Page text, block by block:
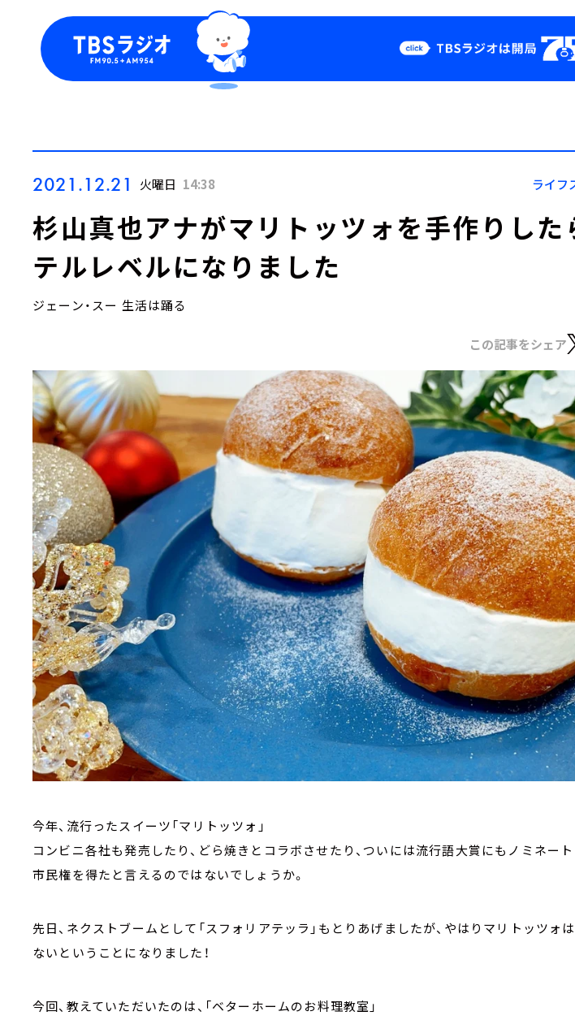
Podcast
会社情
2021.12.21 火曜日 14:38 ライフ
杉山真也アナがマリトッツォを手作りした
テルレベルになりました
ジェーン・スー 生活は踊る
この記事をシェア
今年、流行ったスイーツ「マリトッツォ」
コンビニ各社も発売したり、どら焼きとコラボさせたり、ついには流行語大賞にもノミネート
市民権を得たと言えるのではないでしょうか。
先日、ネクストブームとして「スフォリアテッラ」もとりあげましたが、やはりマリトッツォ
ないということになりました！
今回、教えていただいたのは、「ベターホームのお料理教室」